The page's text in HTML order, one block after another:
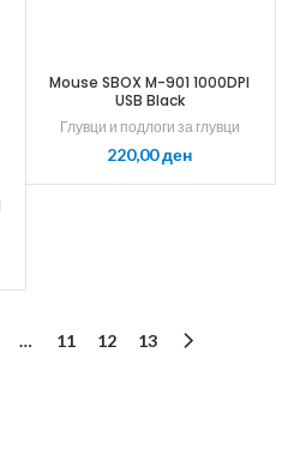
Mouse SBOX M-901 1000DPI
USB Black
Глувци и подлоги за глувци
ден
… 11 12 13